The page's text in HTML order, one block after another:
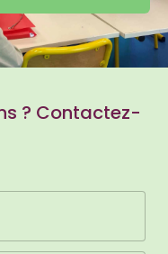
? Contactez-